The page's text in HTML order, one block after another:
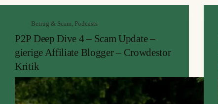
Betrug & Scam, Podcasts
P2P Deep Dive 4 – Scam Update –
gierige Affiliate Blogger – Crowdestor
Kritik